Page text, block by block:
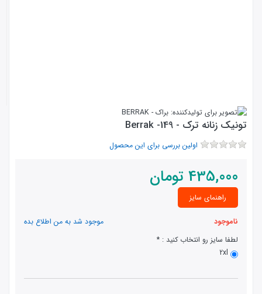
تونیک زنانه ترک - 149- Berrak
اولین بررسی برای این محصول
435,000 تومان
راهنمای سایز
ناموجود
موجود شد به من اطلاع بده
لطفا سایز رو انتخاب کنید :
2xl